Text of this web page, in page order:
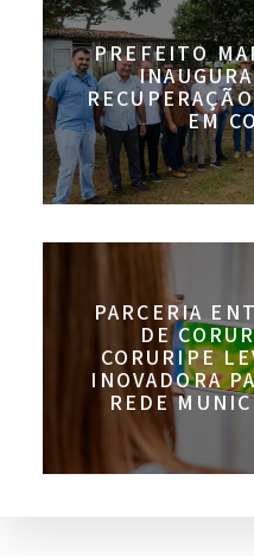
PREFEITO
EM
PARCERIA
DE
CORURIPE
INOVADORA
REDE